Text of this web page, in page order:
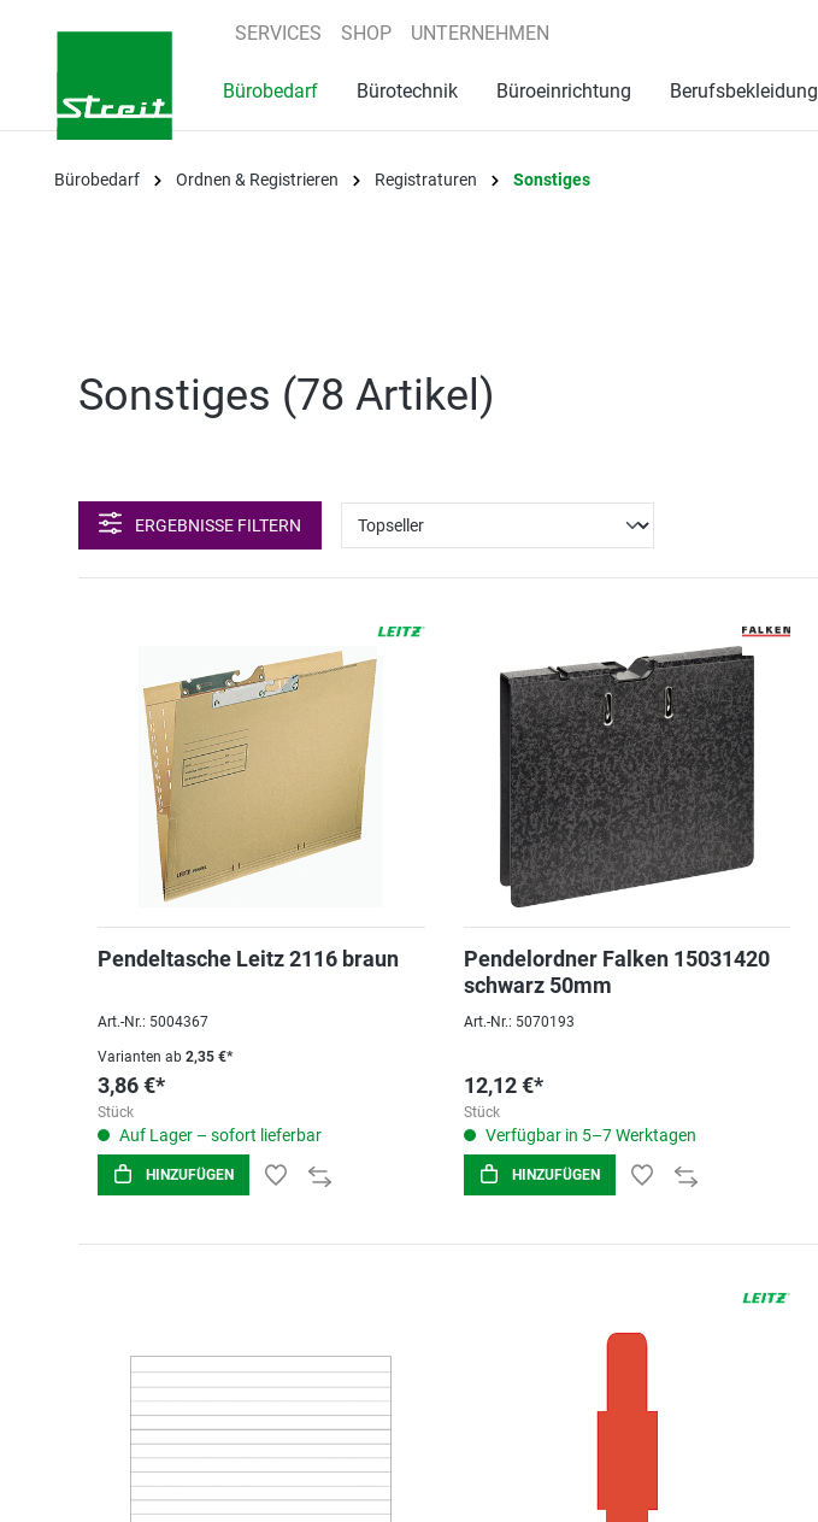
Zur Hauptnavigation springen
SERVICES SHOP UNTERNEHMEN
Bürobedarf Bürotechnik Büroeinrichtung Berufsbekleidung
Bürobedarf Ordnen & Registrieren Registraturen Sonstiges
Sonstiges (78 Artikel )
ERGEBNISSE FILTERN
Pendeltasche Leitz 2116 braun
Art.-Nr.: 5004367
Varianten ab 2,35 €*
3,86 €*
Stück
Auf Lager – sofort lieferbar
HINZUFÜGEN
Pendelordner Falken 15031420
schwarz 50mm
Art.-Nr.: 5070193
12,12 €*
Stück
Verfügbar in 5–7 Werktagen
HINZUFÜGEN